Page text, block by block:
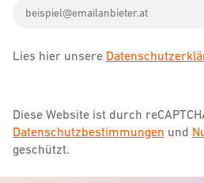
address
Lies hier unsere
Diese Website ist durch
Datenschutzbestimmungen und
geschützt.